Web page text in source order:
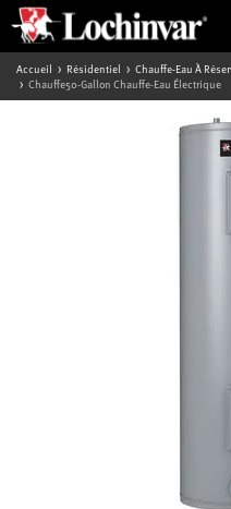
Accueil Résidentiel
Chauffe-Eau À
Chauffe50-Gallon Chauffe-Eau Électrique